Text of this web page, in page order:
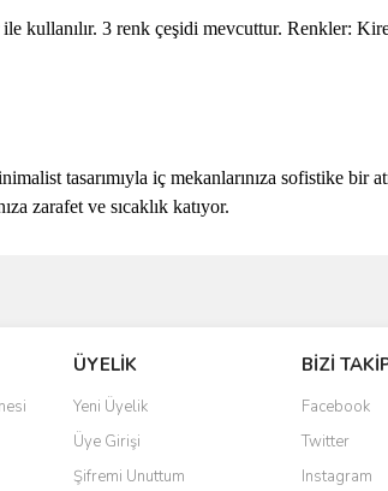
kullanılır. 3 renk çeşidi mevcuttur. Renkler:
tasarımıyla iç mekanlarınıza sofistike bir
zarafet ve sıcaklık katıyor.
ÜYELİK
Yeni Üyelik
Üye Girişi
Şifremi Unuttum
BİZİ
Facebook
Twitter
Instagram